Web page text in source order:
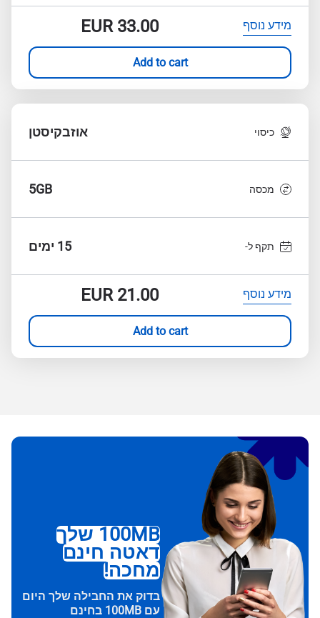
מידע נוסף EUR33.00
Add to cart
כיסוי אוזבקיסטן
מכסה 5GB
תקף ל- 15 ימים
מידע נוסף EUR21.00
Add to cart
100MB שלך
דאטה חינם
מחכה!
בדוק את החבילה שלך היום
עם 100MB בחינם